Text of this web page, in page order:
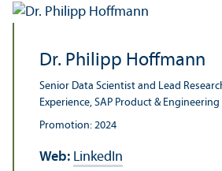
Dr. Philipp Hoffmann
Senior Data Scientist and Lead
Experience, SAP Product &
Promotion: 2024
Web: LinkedIn